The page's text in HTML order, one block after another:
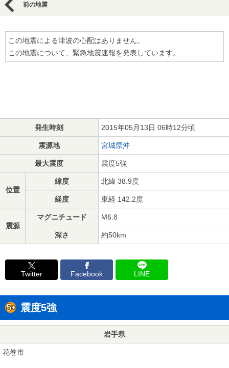
前の地震
この地震による津波の心配はありません。
この地震について、緊急地震速報を発表しています。
発生時刻 2015年05月13日 06時12分頃
震源地 宮城県沖
最大震度 震度5強
位置
緯度 北緯 38.9度
経度 東経 142.2度
震源
マグニチュード M6.8
深さ 約50km
Twitter Facebook LINE
震度5強
岩手県
花巻市